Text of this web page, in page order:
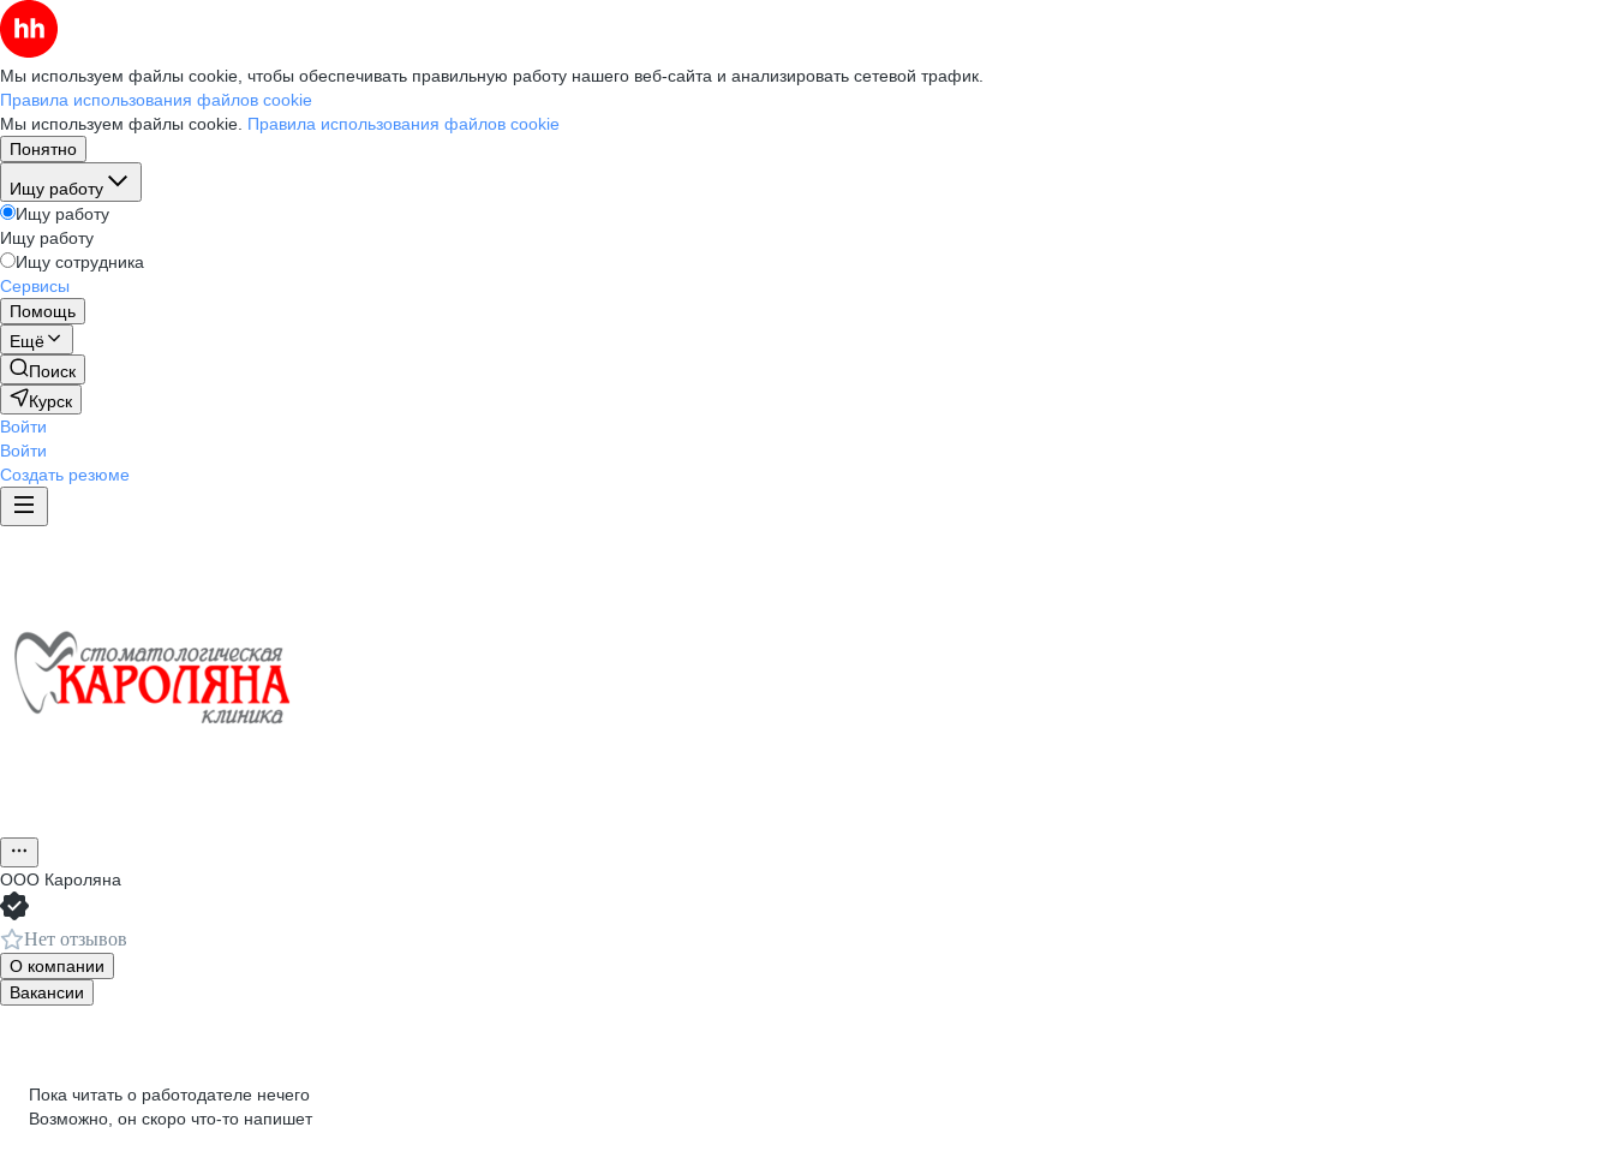
Мы используем файлы cookie, чтобы обеспечивать правильную работу нашего веб-сайта и анализировать сетевой трафик.
Правила использования файлов cookie
Мы используем файлы cookie. Правила использования файлов cookie
Понятно
Ищу работу
Ищу работу
Ищу работу
Ищу сотрудника
Сервисы
Помощь
Ещё
Поиск
Курск
Войти
Войти
Создать резюме
ООО Кароляна
Нет отзывов
О компании
Вакансии
Пока читать о работодателе нечего
Возможно, он скоро что‑то напишет